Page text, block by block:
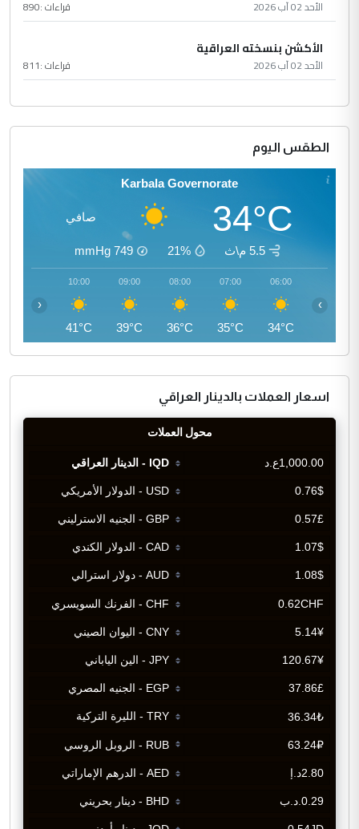
الأحد 02 آب 2026 قراءات :890
الأكشن بنسخته العراقية
الأحد 02 آب 2026 قراءات :811
الطقس اليوم
Karbala Governorate
34°C صافي
5.5 م\ث 21%
749
mmHg
06:00
34°C
07:00
35°C
08:00
36°C
09:00
39°C
10:00
41°C
‹ ›
اسعار العملات بالدينار العراقي